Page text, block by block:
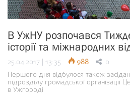
В УжНУ розпочався
історії та міжнародних
25.04.2017 | 13:35 988 0
Першого дня відбулося також
підрозділу громадської
в Ужгороді